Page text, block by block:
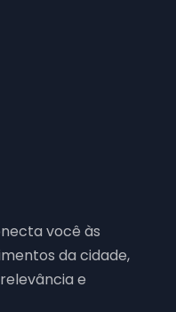
você às
da cidade,
e